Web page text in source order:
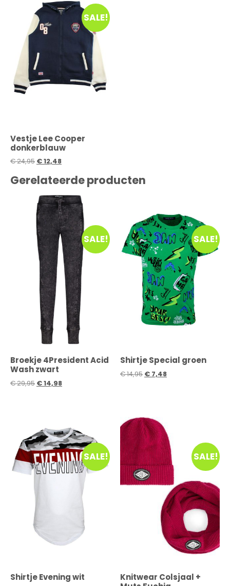
SALE!
Vestje Lee Cooper
donkerblauw
€24,95 €12,48
Gerelateerde producten
SALE!
Broekje 4President Acid
Wash zwart
€29,95 €14,98
SALE!
Shirtje Special groen
€14,95 € 7,48
SALE!
Shirtje Evening wit
SALE!
Knitwear Colsjaal +